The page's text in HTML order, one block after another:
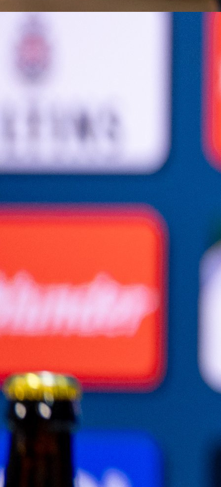
samo ka baražu. Razgovarao sam sa selektorom,
neću igrati utakmice kvalifikacija za
prvenstvo u novembru. To me ozbiljno umara." -
je Džeko Baljiću.
Službenu potvrdu ove informacije ćemo znati uskoro.
#Edin Džeko#BiH#Elvir Baljić